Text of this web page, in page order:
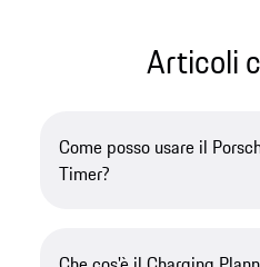
Articoli
Come posso usare il
Timer?